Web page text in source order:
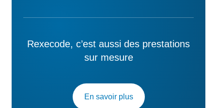
Rexecode, c’est aussi des prestations
sur mesure
En savoir plus